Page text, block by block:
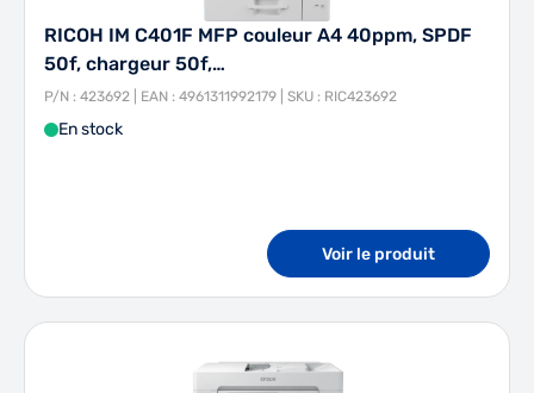
RICOH IM C401F MFP couleur A4 40ppm, SPDF
50f, chargeur 50f,…
P/N : 423692 | EAN : 4961311992179 | SKU : RIC423692
En stock
Voir le produit